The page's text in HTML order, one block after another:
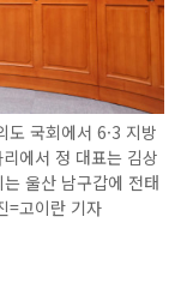
국회에서 6·3 지방
에서 정 대표는 김상
울산 남구갑에 전태
=고이란 기자